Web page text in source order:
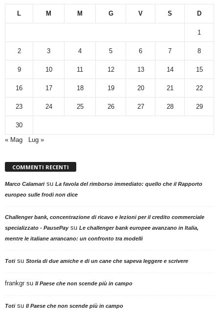
L M M G V S D
1
2 3 4 5 6 7 8
9 10 11 12 13 14 15
16 17 18 19 20 21 22
23 24 25 26 27 28 29
30
« Mag
Lug »
COMMENTI RECENTI
Marco Calamarisu La favola del rimborso immediato: quello che il Rapporto
europeo sulle frodi non dice
Challenger bank, concentrazione di ricavo e lezioni per il credito commerciale
specializzato - PausePaysu Le challenger bank europee avanzano in Italia,
mentre le italiane arrancano: un confronto tra modelli
Totisu Storia di due amiche e di un cane che sapeva leggere e scrivere
frankgr su Il Paese che non scende più in campo
Totisu Il Paese che non scende più in campo